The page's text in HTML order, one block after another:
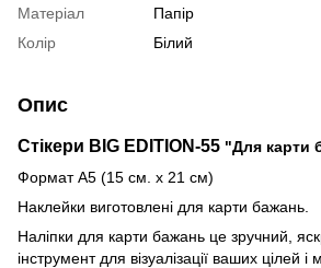
Матеріал
Папір
Колір
Білий
Опис
Стікери BIG EDITION-55 "Для карти
Формат А5 (15 см х 21 см)
Наклейки виготовлені для карти бажань.
Наліпки для карти бажань це зручний,
інструмент для візуалізації ваших цілей і